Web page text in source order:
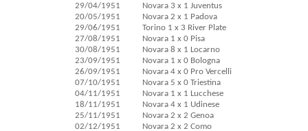
29/04/1951
20/05/1951
29/06/1951
27/08/1951
30/08/1951
23/09/1951
26/09/1951
07/10/1951
04/11/1951
18/11/1951
25/11/1951
02/12/1951
Novara 3 x 1 Juventus
Novara 2 x 1 Padova
Torino 1 x 3 River Plate
Novara 1 x 0 Pisa
Novara 8 x 1 Locarno
Novara 1 x 0 Bologna
Novara 4 x 0 Pro Vercelli
Novara 5 x 0 Triestina
Novara 1 x 1 Lucchese
Novara 4 x 1 Udinese
Novara 2 x 2 Genoa
Novara 2 x 2 Como